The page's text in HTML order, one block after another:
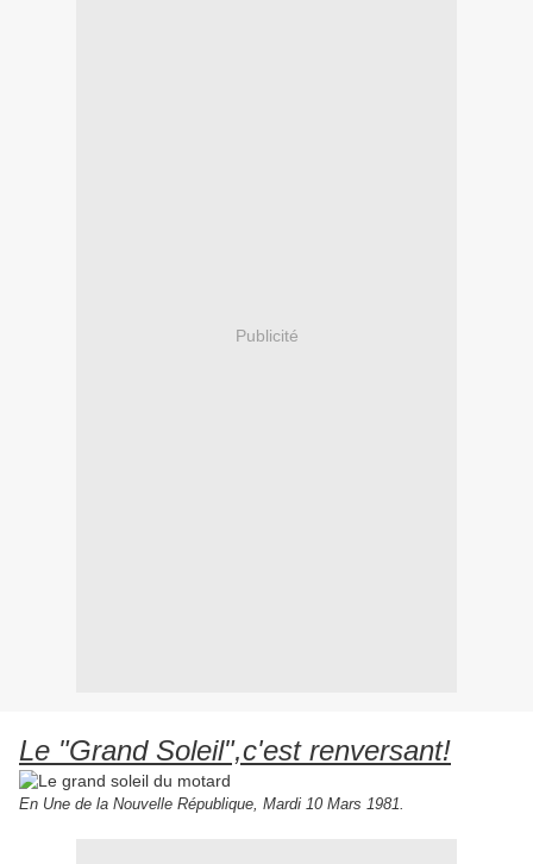
Publicité
Le "Grand Soleil",c'est renversant!
En Une de la Nouvelle République, Mardi 10 Mars 1981.